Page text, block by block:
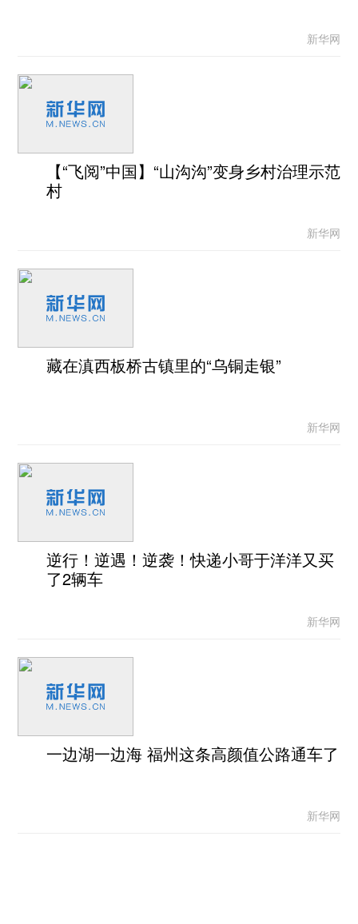
新华网
【“飞阅”中国】“山沟沟”变身乡村治理示范
村
新华网
藏在滇西板桥古镇里的“乌铜走银”
新华网
逆行！逆遇！逆袭！快递小哥于洋洋又买
了2辆车
新华网
一边湖一边海 福州这条高颜值公路通车了
新华网